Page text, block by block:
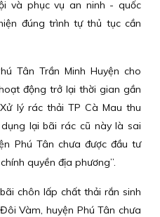
và phục vụ an ninh - quốc
đúng trình tự thủ tục cần
Tân Trần Minh Huyện cho
động trở lại thời gian gần
lý rác thải TP Cà Mau thu
lại bãi rác cũ này là sai
Phú Tân chưa được đầu tư
quyền địa phương”.
chôn lấp chất thải rắn sinh
Vàm, huyện Phú Tân chưa